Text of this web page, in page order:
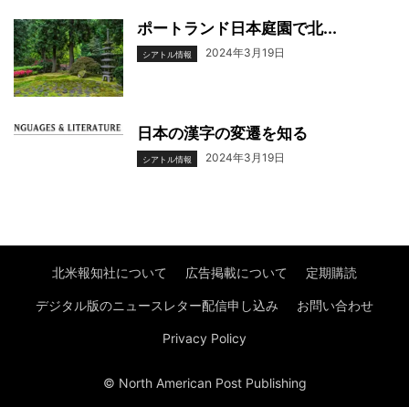
ポートランド日本庭園で北...
シアトル情報 2024年3月19日
日本の漢字の変遷を知る
シアトル情報 2024年3月19日
北米報知社について 広告掲載について 定期購読
デジタル版のニュースレター配信申し込み お問い合わせ
Privacy Policy
© North American Post Publishing